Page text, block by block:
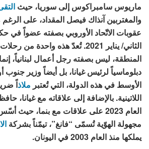
ماريوس سامبراكوس إلى سوريا، حيث
والمغتربين آنذاك فيصل المقداد، على
عقوبات الاتّحاد الأوروبي بصفته عضواً في
الثاني/ يناير 2021. تُعدّ هذه واحدة
المنطقة، ليس بصفته رجل أعمال لبنانياً،
دبلوماسياً لرئيس غيانا، بل أيضاً وزير جنوب
الأوسط في هذه الدولة، التي تُعتبر ملاذاً
اللاتينية. بالإضافة إلى علاقاته مع غيانا،
العام 2023 على علاقات مع بنما،
مجهولة الهوّية تُسمّى “فانغ”، تيمّناً بشركة
يملكها منذ العام 2003 في اليونان.